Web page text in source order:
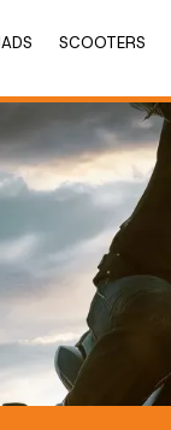
SCOOTERS